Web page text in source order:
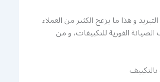
و هذا ما يزعج الكثير من العملاء
الفورية للتكييفات، و من